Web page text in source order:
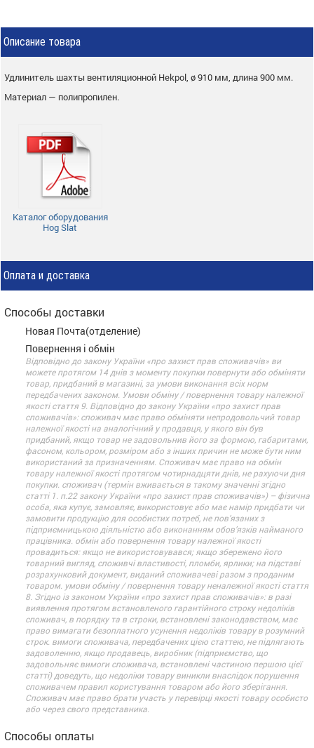
Описание товара
Удлинитель шахты вентиляционной Hekpol, ø 910 мм, длина 900 мм.
Материал — полипропилен.
Каталог оборудования
Hog Slat
Оплата и доставка
Способы доставки
Новая Почта(отделение)
Повернення і обмін
Відповідно до закону України «про захист прав споживачів» ви
можете протягом 14 днів з моменту покупки повернути або обміняти
товар, придбаний в магазині, за умови виконання всіх норм
передбачених законом. Умови обміну / повернення товару належної
якості стаття 9. Відповідно до закону України «про захист прав
споживачів»: споживач має право обміняти непродовольчий товар
належної якості на аналогічний у продавця, у якого він був
придбаний, якщо товар не задовольнив його за формою, габаритами,
фасоном, кольором, розміром або з інших причин не може бути ним
використаний за призначенням. Споживач має право на обмін
товару належної якості протягом чотирнадцяти днів, не рахуючи дня
покупки. споживач (термін вживається в такому значенні згідно
статті 1. п.22 закону України «про захист прав споживачів») – фізична
особа, яка купує, замовляє, використовує або має намір придбати чи
замовити продукцію для особистих потреб, не пов’язаних з
підприємницькою діяльністю або виконанням обов’язків найманого
працівника. обмін або повернення товару належної якості
провадиться: якщо не використовувався; якщо збережено його
товарний вигляд, споживчі властивості, пломби, ярлики; на підставі
розрахунковий документ, виданий споживачеві разом з проданим
товаром. умови обміну / повернення товару неналежної якості стаття
8. Згідно із законом України «про захист прав споживачів»: в разі
виявлення протягом встановленого гарантійного строку недоліків
споживач, в порядку та в строки, встановлені законодавством, має
право вимагати безоплатного усунення недоліків товару в розумний
строк. вимоги споживача, передбачених цією статтею, не підлягають
задоволенню, якщо продавець, виробник (підприємство, що
задовольняє вимоги споживача, встановлені частиною першою цієї
статті) доведуть, що недоліки товару виникли внаслідок порушення
споживачем правил користування товаром або його зберігання.
Споживач має право брати участь у перевірці якості товару особисто
або через свого представника.
Способы оплаты